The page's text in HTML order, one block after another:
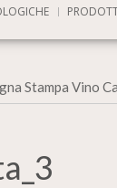
Stampa Vino